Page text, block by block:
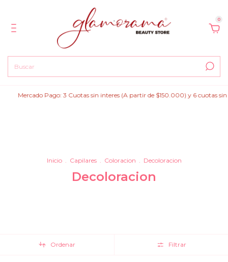
0
Mercado Pago: 3 Cuotas sin interes (A partir de $150.000) y 6 cuotas sin
Inicio . Capilares . Coloracion . Decoloracion
Decoloracion
Ordenar Filtrar